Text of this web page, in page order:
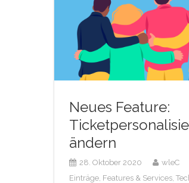
Neues Feature:
ändern
28. Oktober 2020 wleC
Einträge, Features & Services,